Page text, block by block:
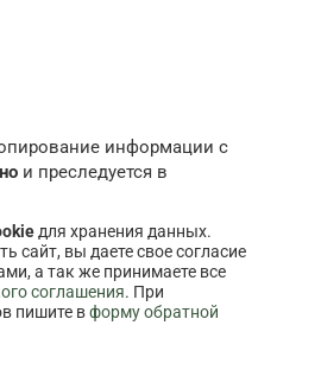
информации с
и преследуется в
для хранения данных.
сайт, вы даете свое согласие
а так же принимаете все
соглашения. При
пишите вформу обратной